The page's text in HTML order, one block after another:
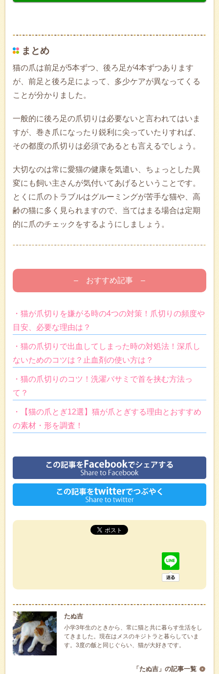
まとめ
猫の爪は前足が5本ずつ、後ろ足が4本ずつあります
が、前足と後ろ足によって、多少ケアが異なってくる
ことが分かりました。
一般的に後ろ足の爪切りは必要ないと言われてはいま
すが、巻き爪になったり鋭利に尖っていたりすれば、
その都度の爪切りは必須であるとも言えるでしょう。
大切なのは常に愛猫の健康を気遣い、ちょっとした異
変にも飼い主さんが気付いてあげるということです。
とくに爪のトラブルはグルーミングが苦手な猫や、高
齢の猫に多く見られますので、当てはまる場合は定期
的に爪のチェックをするようにしましょう。
– おすすめ記事 –
・猫が爪切りを嫌がる時の4つの対策！爪切りの頻度や
目安、必要な理由は？
・猫の爪切りで出血してしまった時の対処法！深爪し
ないためのコツは？止血剤の使い方は？
・猫の爪切りのコツ！洗濯バサミで首を挟む方法っ
て？
・【猫の爪とぎ12選】猫が爪とぎする理由とおすすめ
の素材・形を調査！
たぬ吉
小学3年生のときから、常に猫と共に暮らす生活をし
てきました。現在はメスのキジトラと暮らしていま
す。3度の飯と同じぐらい、猫が大好きです。
「たぬ吉」の記事一覧